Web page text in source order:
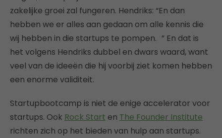
zakelijke groei zal fungeren. Hendriks: “En dan
hebben we er alles aan gedaan om alle kennis die
wij hebben in die startups te pompen. ” En dat is
het volgens Hendriks dubbel en dwars waard, want
veel van de ideeën die hij voorbij ziet komen hebben
een enorme validiteit.
Startupbootcamp is niet de enige accelerator voor
startups. Ook Rock Start en The Founder Institute
richten zich op het bieden van hulp aan startups.